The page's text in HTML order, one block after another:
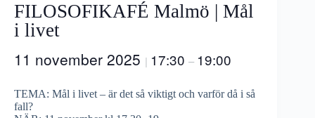
FILOSOFIKAFÉ Malmö | Mål
i livet
11 november 2025 | 17:30 – 19:00
TEMA: Mål i livet – är det så viktigt och varför då i så
fall?